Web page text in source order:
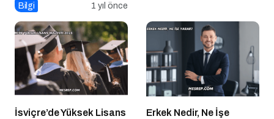
Bilgi 1 yıl önce
İsviçre’de Yüksek Lisans
Erkek Nedir, Ne İşe